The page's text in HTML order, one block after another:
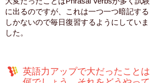
に出るのですが、これは一つ一つ暗記する
しかないので毎日復習するようにしていま
した。
英語力アップで大だったことは